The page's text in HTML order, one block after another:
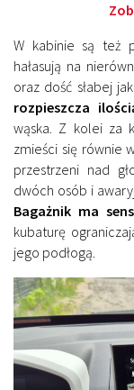
W kabinie są też
hałasują na
oraz dość słabej
rozpieszcza
wąska. Z kolei za
zmieści się równie
przestrzeni nad
dwóch osób i
Bagażnik ma
kubaturę
jego podłogą.